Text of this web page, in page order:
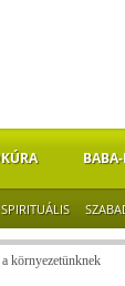
SPIRITUÁLIS
környezetünknek